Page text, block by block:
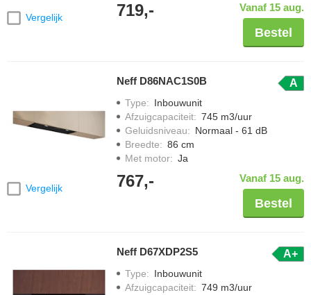
Vergelijk 719,- Vanaf 15 aug.
Bestel
Vergelijk
Neff D86NAC1S0B A
Type: Inbouwunit
Afzuigcapaciteit: 745 m3/uur
Geluidsniveau: Normaal - 61 dB
Breedte: 86 cm
Met motor: Ja
767,- Vanaf 15 aug.
Bestel
Neff D67XDP2S5 A+
Type: Inbouwunit
Afzuigcapaciteit: 749 m3/uur